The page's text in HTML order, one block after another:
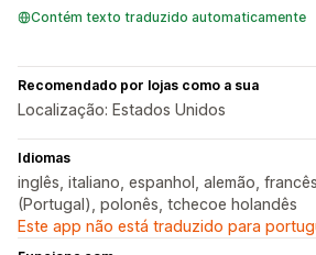
Contém texto traduzido automaticamente
Recomendado por lojas como a sua
Localização: Estados Unidos
Idiomas
inglês, italiano, espanhol, alemão,
(Portugal), polonês, tchecoe holandês
Este app não está traduzido para